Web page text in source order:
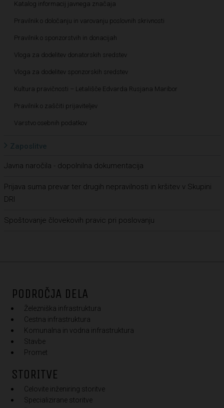
Katalog informacij javnega značaja
Pravilnik o določanju in varovanju poslovnih skrivnosti
Pravilnik o sponzorstvih in donacijah
Vloga za dodelitev donatorskih sredstev
Vloga za dodelitev sponzorskih sredstev
Kultura pravičnosti – Letališče Edvarda Rusjana Maribor
Pravilnik o zaščiti prijaviteljev
Varstvo osebnih podatkov
Zaposlitve
Javna naročila - dopolnilna dokumentacija
Prijava suma prevar ter drugih nepravilnosti in kršitev v Skupini
DRI
Spoštovanje človekovih pravic pri poslovanju
PODROČJA DELA
Železniška infrastruktura
Cestna infrastruktura
Komunalna in vodna infrastruktura
Stavbe
Promet
STORITVE
Celovite inženiring storitve
Specializirane storitve